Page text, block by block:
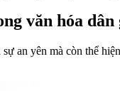
văn hóa
an yên mà còn thể